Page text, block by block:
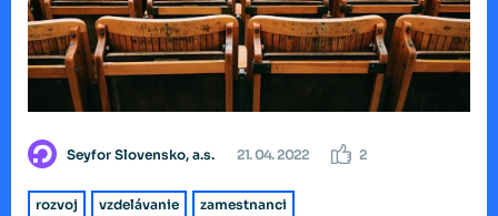
Seyfor Slovensko, a.s. 21. 04. 2022 2
rozvoj vzdelávanie zamestnanci